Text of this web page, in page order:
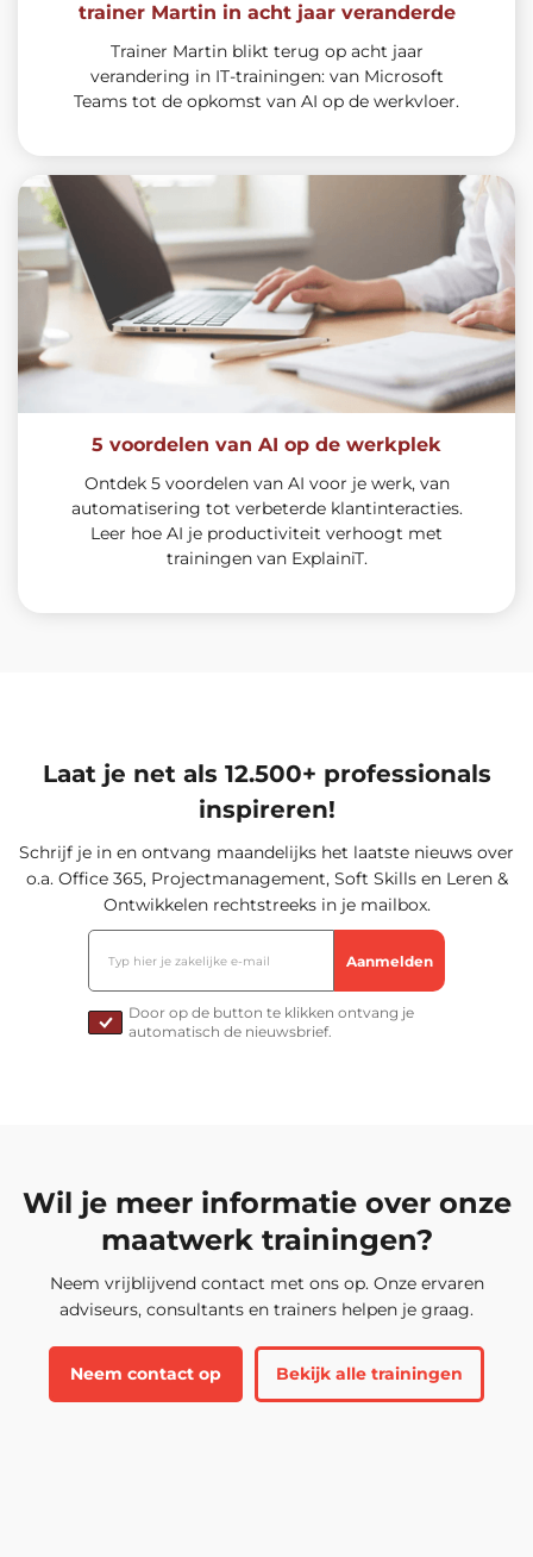
trainer Martin in acht jaar veranderde
Trainer Martin blikt terug op acht jaar
verandering in IT-trainingen: van Microsoft
Teams tot de opkomst van AI op de werkvloer.
5 voordelen van AI op de werkplek
Ontdek 5 voordelen van AI voor je werk, van
automatisering tot verbeterde klantinteracties.
Leer hoe AI je productiviteit verhoogt met
trainingen van ExplainiT.
Laat je net als 12.500+ professionals
inspireren!
Schrijf je in en ontvang maandelijks het laatste nieuws over
o.a. Office 365, Projectmanagement, Soft Skills en Leren &
Ontwikkelen rechtstreeks in je mailbox.
Door op de button te klikken ontvang je
automatisch de nieuwsbrief.
Wil je meer informatie over onze
maatwerk trainingen?
Neem vrijblijvend contact met ons op. Onze ervaren
adviseurs, consultants en trainers helpen je graag.
Neem contact op Bekijk alle trainingen